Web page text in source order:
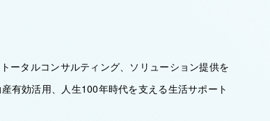
ータルコンサルティング、ソリューション提供を
有効活用、人生100年時代を支える生活サポート